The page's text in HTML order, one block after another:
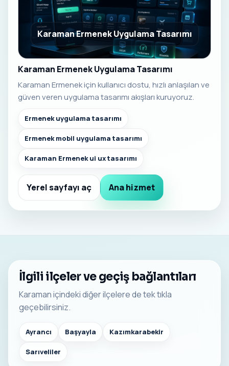
Karaman Ermenek Uygulama Tasarımı
Karaman Ermenek Uygulama Tasarımı
Karaman Ermenek için kullanıcı dostu, hızlı anlaşılan ve
güven veren uygulama tasarımı akışları kuruyoruz.
Ermenek uygulama tasarımı
Ermenek mobil uygulama tasarımı
Karaman Ermenek ui ux tasarımı
Yerel sayfayı aç Ana hizmet
İlgili ilçeler ve geçiş bağlantıları
Karaman içindeki diğer ilçelere de tek tıkla
geçebilirsiniz.
Ayrancı Başyayla Kazımkarabekir
Sarıveliler